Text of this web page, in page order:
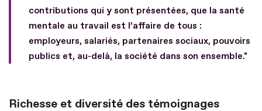
contributions qui y sont présentées, que la santé
mentale au travail est l’affaire de tous :
employeurs, salariés, partenaires sociaux, pouvoirs
publics et, au-delà, la société dans son ensemble."
Richesse et diversité des témoignages